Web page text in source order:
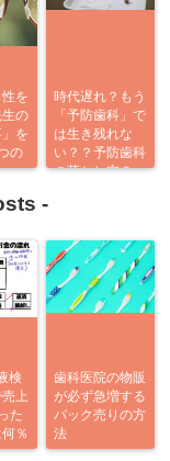
を
の
を
の
時代遅れ？もう
「予防歯科」で
は生き残れな
い？？予防歯科
の落とし穴３つ
-
検
上
た
％
歯科医院の物販
が必ず急増する
パック売りの方
法